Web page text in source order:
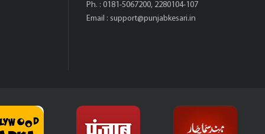
Ph. : 0181-5067200, 2280104-107
Email : support@punjabkesari.in